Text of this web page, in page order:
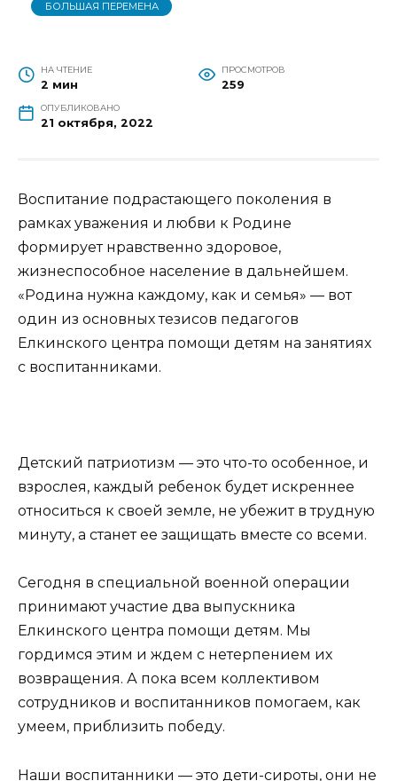
БОЛЬШАЯ ПЕРЕМЕНА
НА ЧТЕНИЕ
2 мин
ПРОСМОТРОВ
259
ОПУБЛИКОВАНО
21 октября, 2022
Воспитание подрастающего поколения в
рамках уважения и любви к Родине
формирует нравственно здоровое,
жизнеспособное население в дальнейшем.
«Родина нужна каждому, как и семья» — вот
один из основных тезисов педагогов
Eлкинского центра помощи детям на занятиях
с воспитанниками.
Детский патриотизм — это что-то особенное, и
взрослея, каждый ребенок будет искреннее
относиться к своей земле, не убежит в трудную
минуту, а станет ее защищать вместе со всеми.
Сегодня в специальной военной операции
принимают участие два выпускника
Eлкинского центра помощи детям. Мы
гордимся этим и ждем с нетерпением их
возвращения. А пока всем коллективом
сотрудников и воспитанников помогаем, как
умеем, приблизить победу.
Наши воспитанники — это дети-сироты, они не